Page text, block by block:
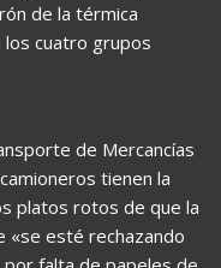
de la térmica
los cuatro grupos
de Mercancías
tienen la
platos rotos de que la
«se esté rechazando